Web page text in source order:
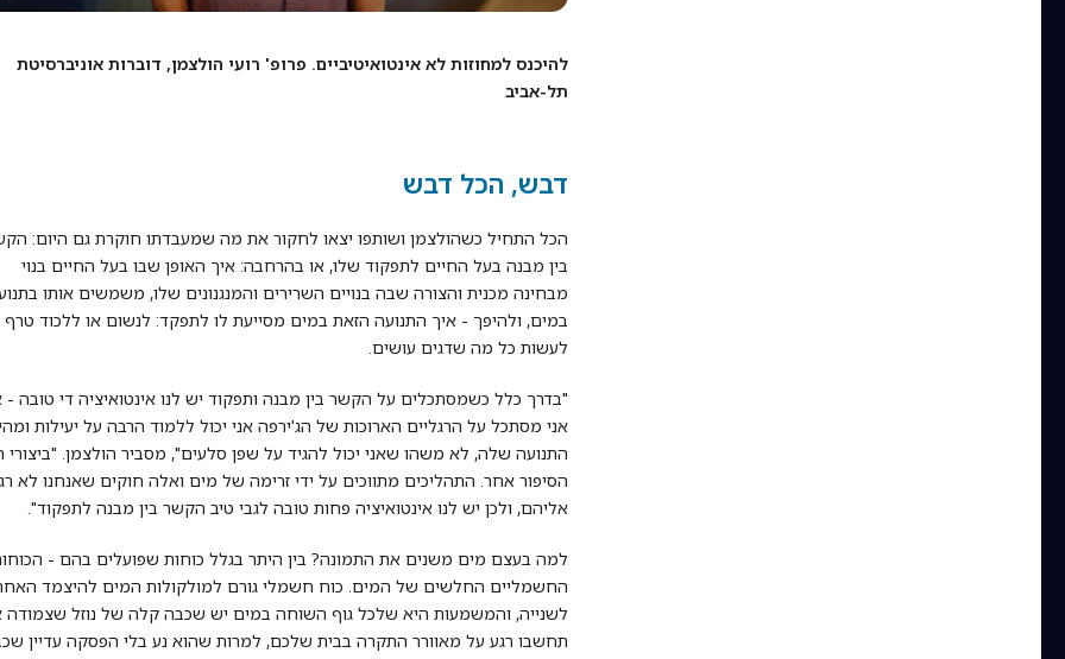
להיכנס למחוזות לא אינטואיטיביים. פרופ' רועי הולצמן, דוברות אוניברסיטת
תל-אביב
דבש, הכל דבש
הכל התחיל כשהולצמן ושותפו יצאו לחקור את מה שמעבדתו חוקרת גם היום:
בין מבנה בעל החיים לתפקוד שלו, או בהרחבה: איך האופן שבו בעל החיים בנוי
מבחינה מכנית והצורה שבה בנויים השרירים והמנגנונים שלו, משמשים אותו
במים, ולהיפך - איך התנועה הזאת במים מסייעת לו לתפקד: לנשום או ללכוד טרף
לעשות כל מה שדגים עושים.
"בדרך כלל כשמסתכלים על הקשר בין מבנה ותפקוד יש לנו אינטואיציה די טובה
אני מסתכל על הרגליים הארוכות של הג'ירפה אני יכול ללמוד הרבה על יעילות
התנועה שלה, לא משהו שאני יכול להגיד על שפן סלעים", מסביר הולצמן. "ביצורי
הסיפור אחר. התהליכים מתווכים על ידי זרימה של מים ואלה חוקים שאנחנו לא
אליהם, ולכן יש לנו אינטואיציה פחות טובה לגבי טיב הקשר בין מבנה לתפקוד".
למה בעצם מים משנים את התמונה? בין היתר בגלל כוחות שפועלים בהם -
החשמליים החלשים של המים. כוח חשמלי גורם למולקולות המים להיצמד
לשנייה, והמשמעות היא שלכל גוף השוחה במים יש שכבה קלה של נוזל שצמודה
תחשבו רגע על מאוורר התקרה בבית שלכם, למרות שהוא נע בלי הפסקה עדיין